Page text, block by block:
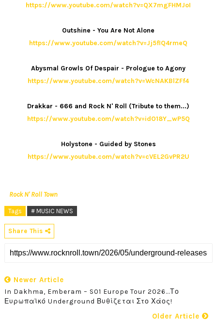
https://www.youtube.com/watch?v=QX7mgFHMJoI
Outshine - You Are Not Alone
https://www.youtube.com/watch?v=Jj5fIQ4rmeQ
Abysmal Growls Of Despair - Prologue to Agony
https://www.youtube.com/watch?v=WcNAKBlZFf4
Drakkar - 666 and Rock N' Roll (Tribute to them...)
https://www.youtube.com/watch?v=idO18Y_wP5Q
Holystone - Guided by Stones
https://www.youtube.com/watch?v=cVEL2GvPR2U
Rock N' Roll Town
Tags # MUSIC NEWS
Share This
Newer Article
In Dakhma, Emberam – S01 Europe Tour 2026...Το
Ευρωπαϊκό Underground Βυθίζεται Στο Χάος!
Older Article